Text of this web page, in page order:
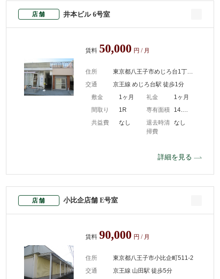
店舗 井本ビル 6号室
賃料 50,000 円 / 月
住所
東京都八王子市めじろ台1丁目10-1
交通
京王線 めじろ台駅 徒歩1分
敷金
1ヶ月 礼金
1ヶ月
間取り
1R 専有面積
14.90m2
共益費
なし
退去時清
掃費
なし
詳細を見る
店舗 小比企店舗 E号室
賃料 90,000 円 / 月
住所
東京都八王子市小比企町511-2
交通
京王線 山田駅 徒歩5分